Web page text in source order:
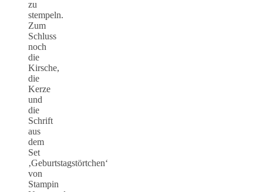
zu
stempeln.
Zum
Schluss
noch
die
Kirsche,
die
Kerze
und
die
Schrift
aus
dem
Set
‚Geburtstagstörtchen‘
von
Stampin